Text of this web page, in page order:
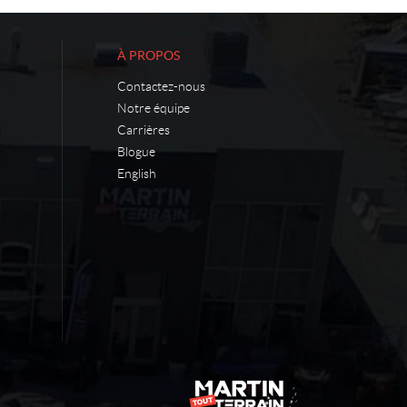
À PROPOS
Contactez-nous
Notre équipe
Carrières
Blogue
English